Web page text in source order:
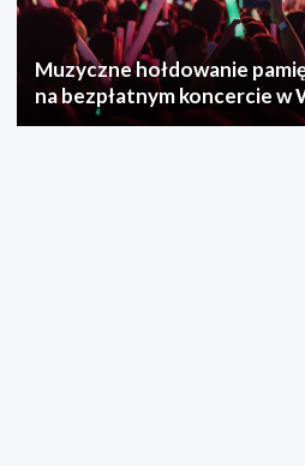
Muzyczne hołdowanie
na bezpłatnym koncercie w